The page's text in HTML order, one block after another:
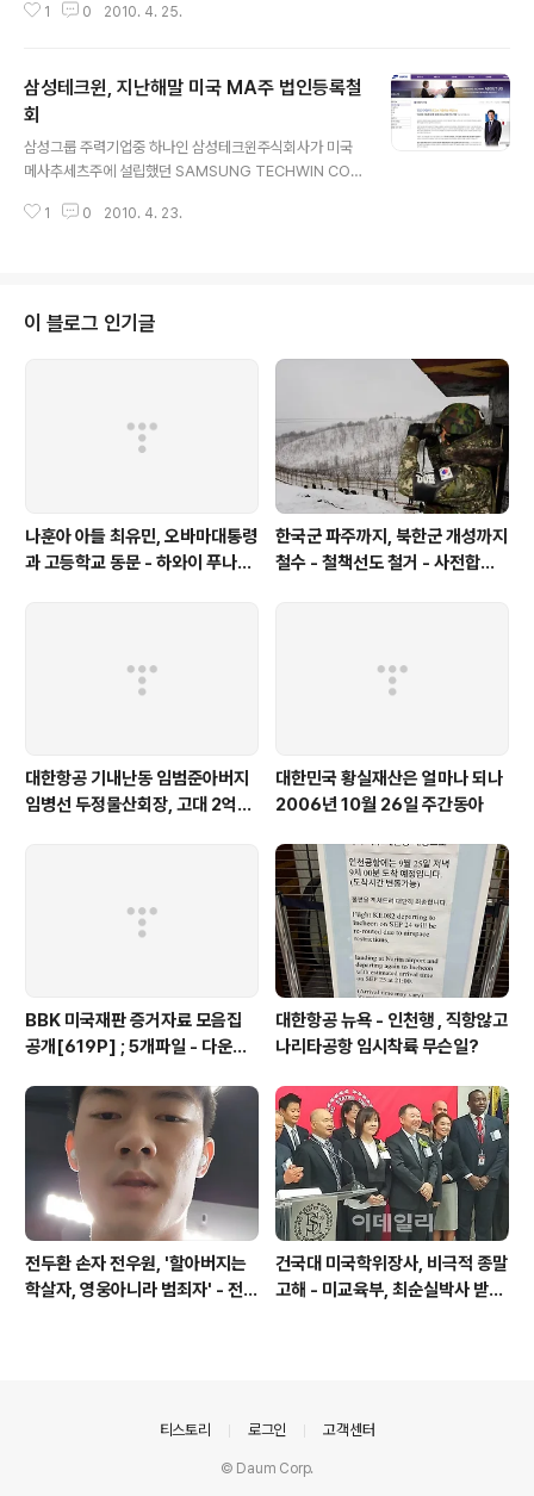
리의 르 부르제공항[PARIS LE ..
ws.chosun.com/site/data/html_dir/2010/04/25/2010042500167.h
회장은 415만1천918주(20.76%)를 보유한 이 회사의 1대 주주다. 이들 주식
은 액면분할을 거쳐 지금은 4천151만9천180주로 늘어난 상태다. 공모가(11만
원)를 고려하면 이 회장이 보유한 삼성..
1 0 2010. 4. 25.
삼성테크윈, 지난해말 미국 MA주 법인등록철
회
삼성그룹 주력기업중 하나인 삼성테크윈주식회사가 미국
메사추세츠주에 설립했던 SAMSUNG TECHWIN CO L
습니다 메사추세츠주 국무부에 따르면 오창석 삼성테크윈
제출,승인됐습니다. 삼성테크윈 2009 Certificate of W
ithdrawal 2페이지의 이 철회서에는 삼성테크윈은 1977
년 8월 1일 한국에 설립된 삼성테크윈은 올해 1월 1일자로
1 0 2010. 4. 23.
이 블로그 인기글
나훈아 아들 최유민, 오바마대통령
과 고등학교 동문 - 하와이 푸나호
한국군 파주까지, 북한군 개성까지
철수 - 철책선도 철거 - 사전합의
대한항공 기내난동 임범준아버지
임병선 두정물산회장, 고대 2억기
대한민국 황실재산은 얼마나 되나
2006년 10월 26일 주간동아
BBK 미국재판 증거자료 모음집
공개[619P] ; 5개파일 - 다운로
대한항공 뉴욕 - 인천행 , 직항않고
나리타공항 임시착륙 무슨일?
전두환 손자 전우원, '할아버지는
학살자, 영웅아니라 범죄자' - 전재
건국대 미국학위장사, 비극적 종말
고해 - 미교육부, 최순실박사 받은
티스토리 로그인 고객센터
© Daum Corp.